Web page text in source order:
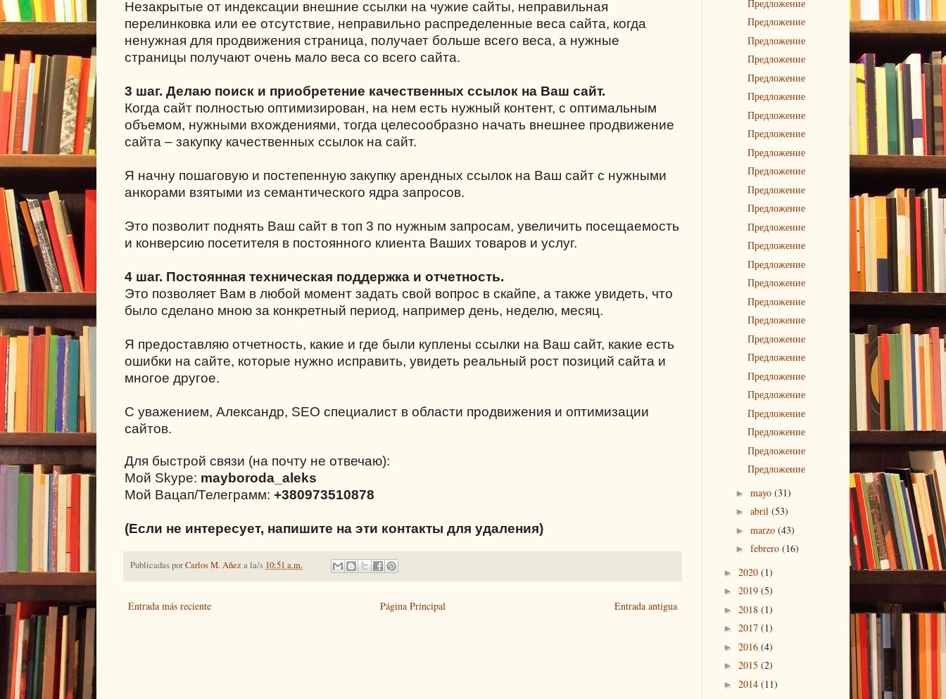
Незакрытые от индексации внешние ссылки на чужие сайты, неправильная
перелинковка или ее отсутствие, неправильно распределенные веса сайта, когда
ненужная для продвижения страница, получает больше всего веса, а нужные
страницы получают очень мало веса со всего сайта.
3 шаг. Делаю поиск и приобретение качественных ссылок на Ваш сайт.
Когда сайт полностью оптимизирован, на нем есть нужный контент, с оптимальным
объемом, нужными вхождениями, тогда целесообразно начать внешнее продвижение
сайта – закупку качественных ссылок на сайт.
Я начну пошаговую и постепенную закупку арендных ссылок на Ваш сайт с нужными
анкорами взятыми из семантического ядра запросов.
Это позволит поднять Ваш сайт в топ 3 по нужным запросам, увеличить посещаемость
и конверсию посетителя в постоянного клиента Ваших товаров и услуг.
4 шаг. Постоянная техническая поддержка и отчетность.
Это позволяет Вам в любой момент задать свой вопрос в скайпе, а также увидеть, что
было сделано мною за конкретный период, например день, неделю, месяц.
Я предоставляю отчетность, какие и где были куплены ссылки на Ваш сайт, какие есть
ошибки на сайте, которые нужно исправить, увидеть реальный рост позиций сайта и
многое другое.
С уважением, Александр, SEO специалист в области продвижения и оптимизации
сайтов.
Для быстрой связи (на почту не отвечаю):
Мой Skype: mayboroda_aleks
Мой Вацап/Телеграмм: +380973510878
(Если не интересует, напишите на эти контакты для удаления)
Publicadas porCarlos M. Añeza la/s 10:51 a.m.
Entrada más reciente Entrada antigua
Página Principal
Предложение
Предложение
Предложение
Предложение
Предложение
Предложение
Предложение
Предложение
Предложение
Предложение
Предложение
Предложение
Предложение
Предложение
Предложение
Предложение
Предложение
Предложение
Предложение
Предложение
Предложение
Предложение
Предложение
Предложение
Предложение
Предложение
► mayo (31)
► abril (53)
► marzo (43)
► febrero (16)
► 2020 (1)
► 2019 (5)
► 2018 (1)
► 2017 (1)
► 2016 (4)
► 2015 (2)
► 2014 (11)